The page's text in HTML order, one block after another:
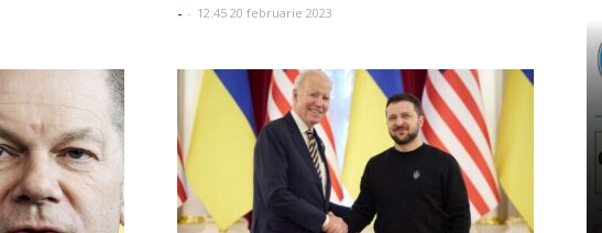
- - 12:45 20 februarie 2023